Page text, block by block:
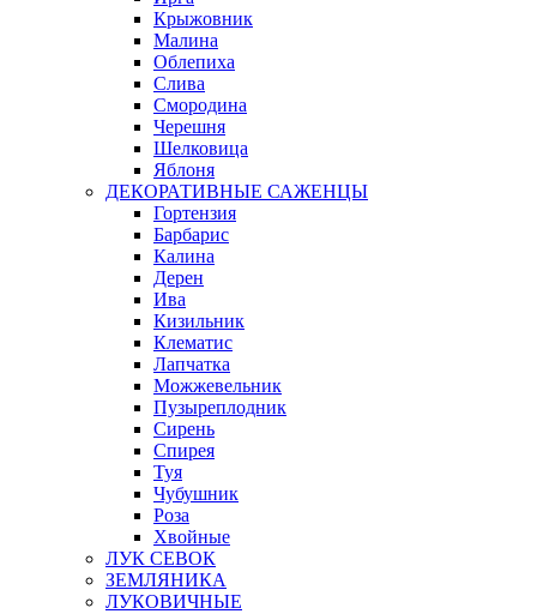
Крыжовник
Малина
Облепиха
Слива
Смородина
Черешня
Шелковица
Яблоня
ДЕКОРАТИВНЫЕ САЖЕНЦЫ
Гортензия
Барбарис
Калина
Дерен
Ива
Кизильник
Клематис
Лапчатка
Можжевельник
Пузыреплодник
Сирень
Спирея
Туя
Чубушник
Роза
Хвойные
ЛУК СЕВОК
ЗЕМЛЯНИКА
ЛУКОВИЧНЫЕ